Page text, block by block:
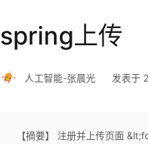
spring上传
人工智能-张晨光 发表于
【摘要】 注册并上传页面